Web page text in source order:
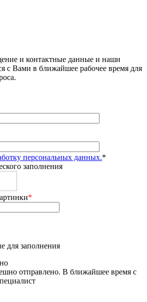
и контактные данные и наши
с Вами в ближайшее рабочее время для
персональных данных.*
заполнения
*
для заполнения
отправлено. В ближайшее время с